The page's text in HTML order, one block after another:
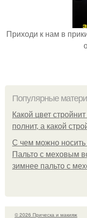
Приходи к нам в
Популярные
Какой цвет
полнит, а какой
C чем можно
Пальто с меховым
зимнее пальто с
© 2026 Прическа и макияж